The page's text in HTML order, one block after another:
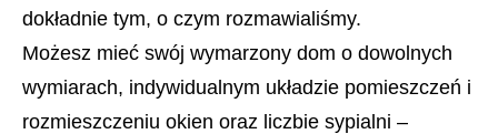
dokładnie tym, o czym rozmawialiśmy.
Możesz mieć swój wymarzony dom o dowolnych
wymiarach, indywidualnym układzie pomieszczeń i
rozmieszczeniu okien oraz liczbie sypialni –